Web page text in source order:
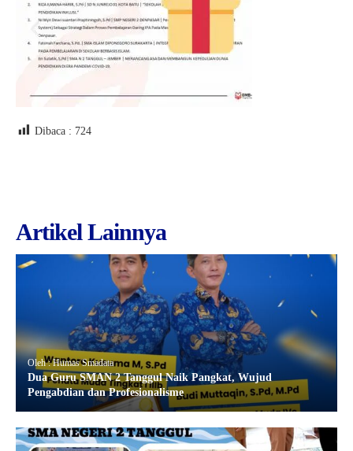
Dibaca : 724
Artikel Lainnya
Oleh : Humas Smadata
Dua Guru SMAN 2 Tanggul Naik Pangkat, Wujud
Pengabdian dan Profesionalisme